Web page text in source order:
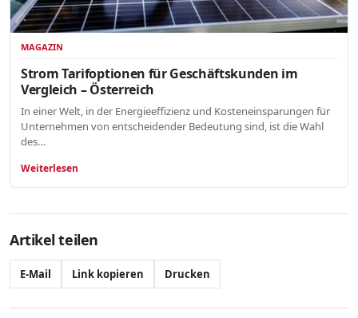
MAGAZIN
Strom Tarifoptionen für Geschäftskunden im
Vergleich – Österreich
In einer Welt, in der Energieeffizienz und Kosteneinsparungen für
Unternehmen von entscheidender Bedeutung sind, ist die Wahl
des…
Weiterlesen
Artikel teilen
E-Mail Link kopieren Drucken